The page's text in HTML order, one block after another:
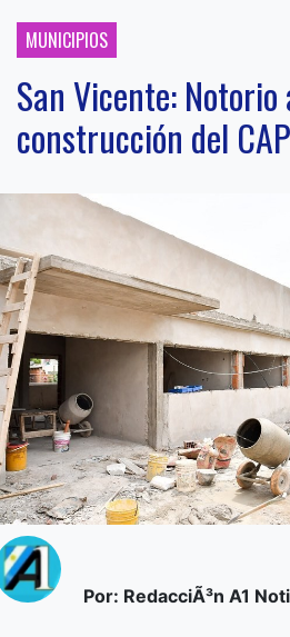
MUNICIPIOS
San Vicente:
construcción del
Por: RedacciÃ³n A1